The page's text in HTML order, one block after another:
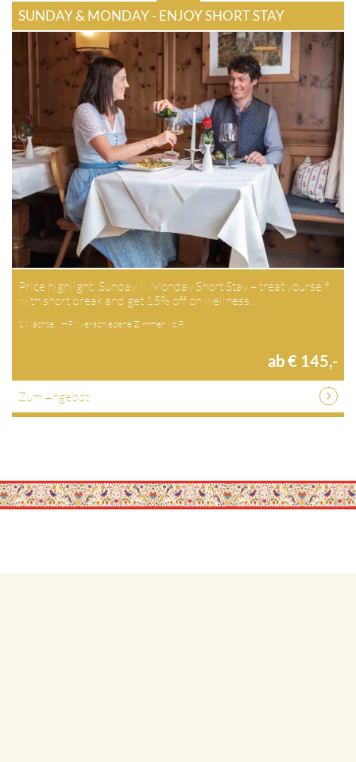
SUNDAY & MONDAY - ENJOY SHORT STAY
Price highlight: Sunday & Monday Short Stay – treat yourself
with short break and get 15% off on wellness…
1 Nächte / HP / verschiedene Zimmer / p.P.
ab € 145,-
Zum Angebot